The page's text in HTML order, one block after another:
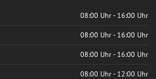
08:00 Uhr - 16:00 Uhr
08:00 Uhr - 16:00 Uhr
08:00 Uhr - 16:00 Uhr
08:00 Uhr - 12:00 Uhr